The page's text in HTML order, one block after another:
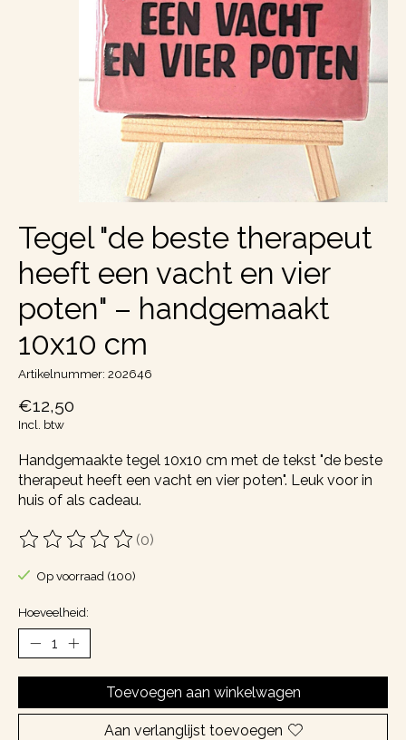
Tegel "de beste therapeut
heeft een vacht en vier
poten" – handgemaakt
10x10 cm
Artikelnummer: 202646
€12,50
Incl. btw
Handgemaakte tegel 10x10 cm met de tekst "de beste
therapeut heeft een vacht en vier poten". Leuk voor in
huis of als cadeau.
De beoordeling van dit product is
(0)
Op voorraad (100)
Hoeveelheid:
Toevoegen aan winkelwagen
Aan verlanglijst toevoegen